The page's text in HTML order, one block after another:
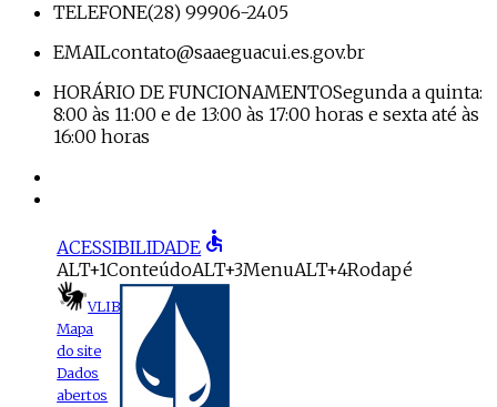
TELEFONE(28) 99906-2405
EMAILcontato@saaeguacui.es.gov.br
HORÁRIO DE FUNCIONAMENTOSegunda a quinta:
8:00 às 11:00 e de 13:00 às 17:00 horas e sexta até às
16:00 horas
ACESSIBILIDADE accessible
ALT+1ConteúdoALT+3MenuALT+4Rodapé
VLIBRAS
Mapa
do site
Dados
abertos